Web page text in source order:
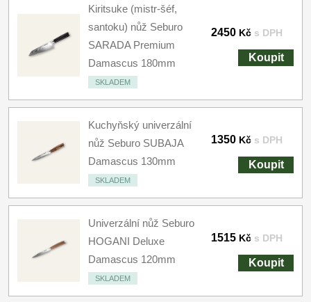
Kiritsuke (mistr-šéf,
santoku) nůž Seburo
SARADA Premium
Damascus 180mm
SKLADEM
2450 Kč s DPH
Koupit
Kuchyňský univerzální
nůž Seburo SUBAJA
Damascus 130mm
SKLADEM
1350 Kč s DPH
Koupit
Univerzální nůž Seburo
HOGANI Deluxe
Damascus 120mm
SKLADEM
1515 Kč s DPH
Koupit